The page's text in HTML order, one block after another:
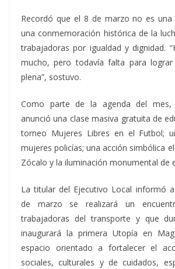
Recordó que el 8 de marzo no es una
una conmemoración histórica de la
trabajadoras por igualdad y dignidad.
mucho, pero todavía falta para lograr
plena”, sostuvo.
Como parte de la agenda del mes,
anunció una clase masiva gratuita de
torneo Mujeres Libres en el Futbol;
mujeres policías; una acción simbólica
Zócalo y la iluminación monumental de
La titular del Ejecutivo Local informó
de marzo se realizará un
trabajadoras del transporte y que
inaugurará la primera Utopía en
espacio orientado a fortalecer el
sociales, culturales y de cuidados,